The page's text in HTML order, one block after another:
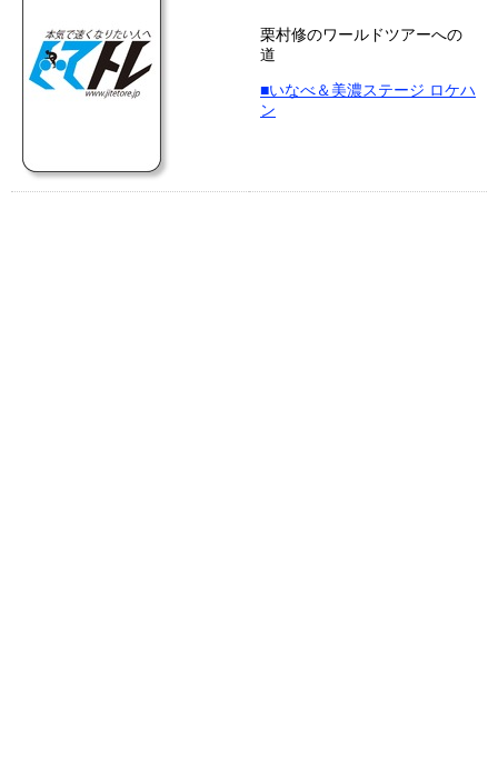
栗村修のワールドツアーへの
道
■いなべ＆美濃ステージ ロケハ
ン